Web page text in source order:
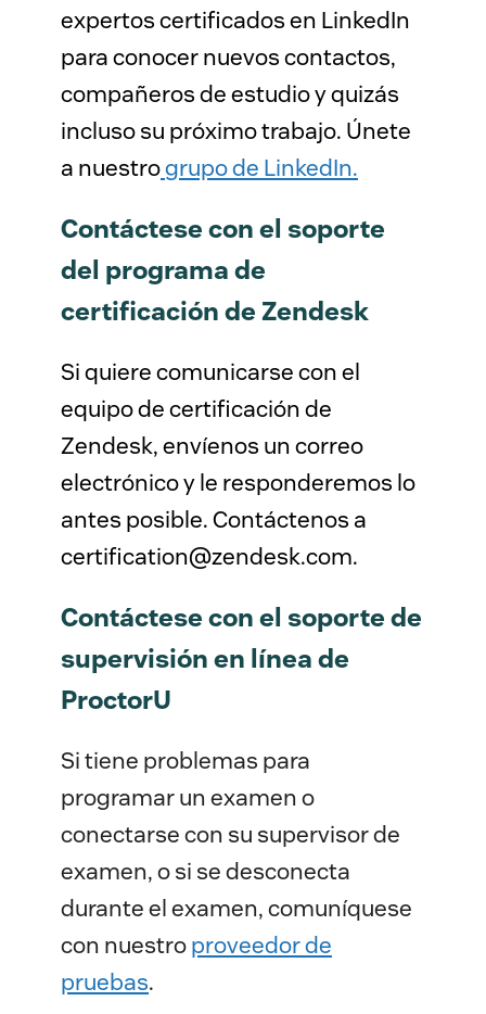
expertos certificados en LinkedIn
para conocer nuevos contactos,
compañeros de estudio y quizás
incluso su próximo trabajo. Únete
a nuestrogrupo de LinkedIn.
Contáctese con el soporte
del programa de
certificación de Zendesk
Si quiere comunicarse con el
equipo de certificación de
Zendesk, envíenos un correo
electrónico y le responderemos lo
antes posible. Contáctenos a
certification@zendesk.com.
Contáctese con el soporte de
supervisión en línea de
ProctorU
Si tiene problemas para
programar un examen o
conectarse con su supervisor de
examen, o si se desconecta
durante el examen, comuníquese
con nuestroproveedor de
pruebas.